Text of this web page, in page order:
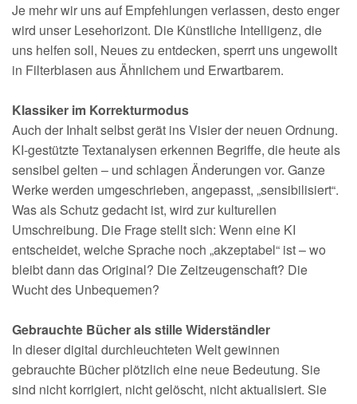
Je mehr wir uns auf Empfehlungen verlassen, desto enger
wird unser Lesehorizont. Die Künstliche Intelligenz, die
uns helfen soll, Neues zu entdecken, sperrt uns ungewollt
in Filterblasen aus Ähnlichem und Erwartbarem.
Klassiker im Korrekturmodus
Auch der Inhalt selbst gerät ins Visier der neuen Ordnung.
KI-gestützte Textanalysen erkennen Begriffe, die heute als
sensibel gelten – und schlagen Änderungen vor. Ganze
Werke werden umgeschrieben, angepasst, „sensibilisiert“.
Was als Schutz gedacht ist, wird zur kulturellen
Umschreibung. Die Frage stellt sich: Wenn eine KI
entscheidet, welche Sprache noch „akzeptabel“ ist – wo
bleibt dann das Original? Die Zeitzeugenschaft? Die
Wucht des Unbequemen?
Gebrauchte Bücher als stille Widerständler
In dieser digital durchleuchteten Welt gewinnen
gebrauchte Bücher plötzlich eine neue Bedeutung. Sie
sind nicht korrigiert, nicht gelöscht, nicht aktualisiert. Sie